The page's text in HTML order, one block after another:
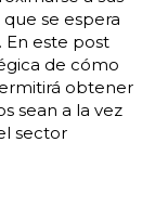
se espera
En este post
de cómo
obtener
sean a la vez
sector